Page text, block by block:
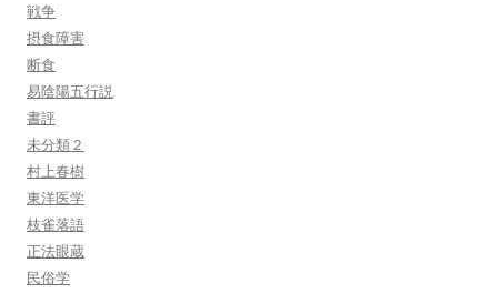
戦争
摂食障害
断食
易陰陽五行説
書評
未分類２
村上春樹
東洋医学
枝雀落語
正法眼蔵
民俗学